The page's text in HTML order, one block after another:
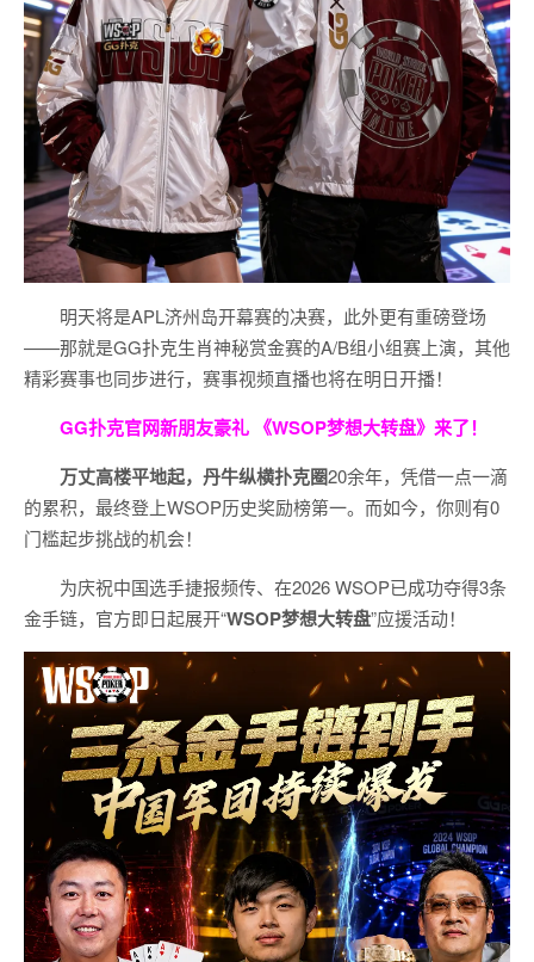
明天将是APL济州岛开幕赛的决赛，此外更有重磅登场
——那就是GG扑克生肖神秘赏金赛的A/B组小组赛上演，其他
精彩赛事也同步进行，赛事视频直播也将在明日开播！
GG扑克官网新朋友豪礼 《WSOP梦想大转盘》来了！
万丈高楼平地起，丹牛纵横扑克圈20余年，凭借一点一滴
的累积，最终登上WSOP历史奖励榜第一。而如今，你则有0
门槛起步挑战的机会！
为庆祝中国选手捷报频传、在2026 WSOP已成功夺得3条
金手链，官方即日起展开“WSOP梦想大转盘”应援活动！